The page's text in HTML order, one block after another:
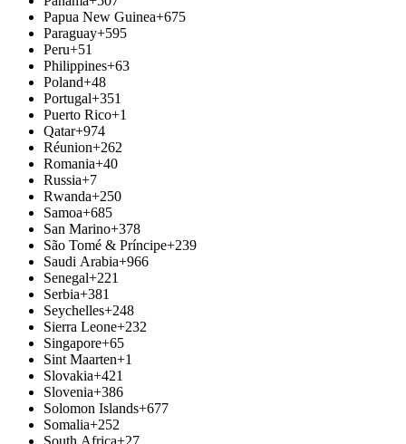
Papua New Guinea+675
Paraguay+595
Peru+51
Philippines+63
Poland+48
Portugal+351
Puerto Rico+1
Qatar+974
Réunion+262
Romania+40
Russia+7
Rwanda+250
Samoa+685
San Marino+378
São Tomé & Príncipe+239
Saudi Arabia+966
Senegal+221
Serbia+381
Seychelles+248
Sierra Leone+232
Singapore+65
Sint Maarten+1
Slovakia+421
Slovenia+386
Solomon Islands+677
Somalia+252
South Africa+27